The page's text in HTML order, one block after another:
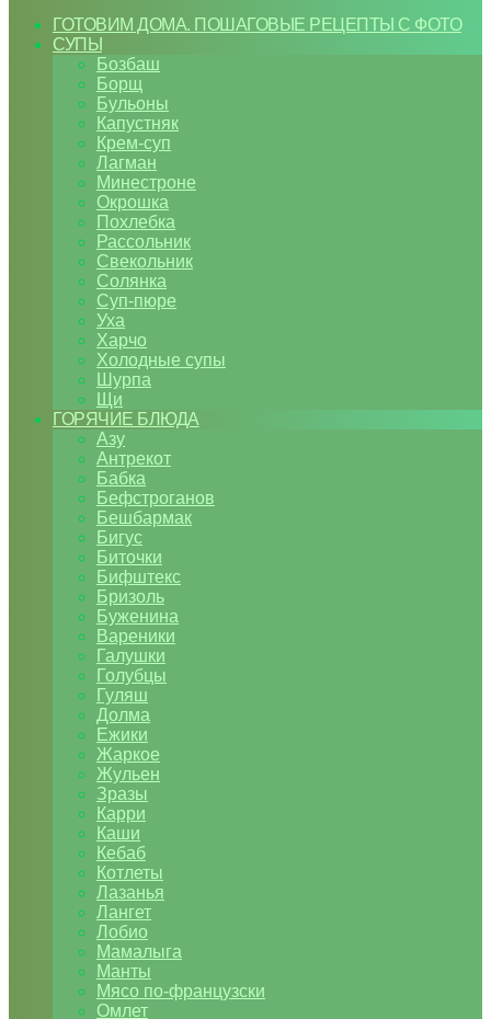
ГОТОВИМ ДОМА. ПОШАГОВЫЕ РЕЦЕПТЫ С ФОТО
СУПЫ
Бозбаш
Борщ
Бульоны
Капустняк
Крем-суп
Лагман
Минестроне
Окрошка
Похлебка
Рассольник
Свекольник
Солянка
Суп-пюре
Уха
Харчо
Холодные супы
Шурпа
Щи
ГОРЯЧИЕ БЛЮДА
Азу
Антрекот
Бабка
Бефстроганов
Бешбармак
Бигус
Биточки
Бифштекс
Бризоль
Буженина
Вареники
Галушки
Голубцы
Гуляш
Долма
Ежики
Жаркое
Жульен
Зразы
Карри
Каши
Кебаб
Котлеты
Лазанья
Лангет
Лобио
Мамалыга
Манты
Мясо по-французски
Омлет